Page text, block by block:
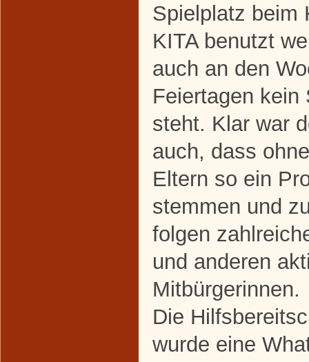
Spielplatz beim
KITA benutzt
auch an den
Feiertagen kein
steht. Klar war
auch, dass
Eltern so ein
stemmen und
folgen
und anderen
Mitbürgerinnen.
Die
wurde eine